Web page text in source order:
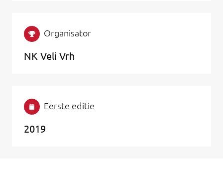
Organisator
NK Veli Vrh
Eerste editie
2019